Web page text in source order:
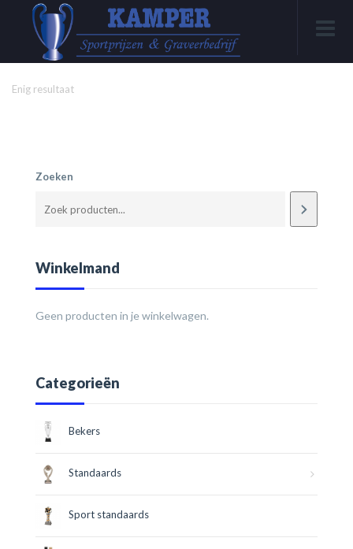
Enig resultaat
Zoeken
Winkelmand
Geen producten in je winkelwagen.
Categorieën
Bekers
Standaards
Sport standaards